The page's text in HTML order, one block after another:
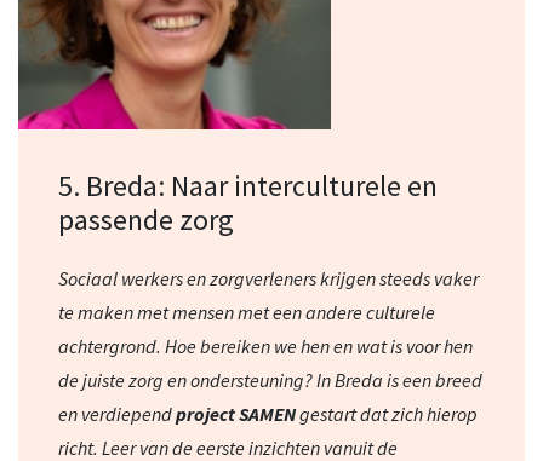
5. Breda: Naar interculturele en
passende zorg
Sociaal werkers en zorgverleners krijgen steeds vaker
te maken met mensen met een andere culturele
achtergrond. Hoe bereiken we hen en wat is voor hen
de juiste zorg en ondersteuning? In Breda is een breed
en verdiependproject SAMENgestart dat zich hierop
richt. Leer van de eerste inzichten vanuit de